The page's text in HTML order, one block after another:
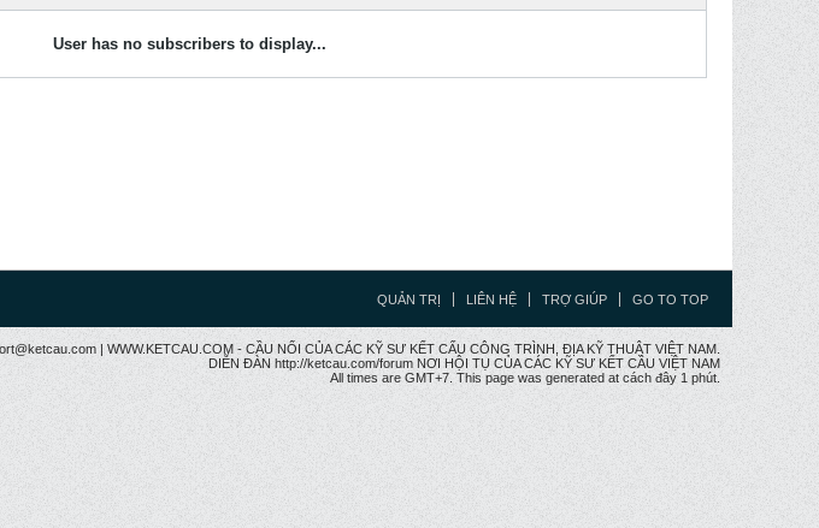
User has no subscribers to display...
QUẢN TRỊ LIÊN HỆ TRỢ GIÚP GO TO TOP
| WWW.KETCAU.COM - CẦU NỐI CỦA CÁC KỸ SƯ KẾT CẤU CÔNG TRÌNH, ĐỊA KỸ THUẬT VIỆT NAM.
DIỄN ĐÀN http://ketcau.com/forum NƠI HỘI TỤ CỦA CÁC KỸ SƯ KẾT CÂU VIỆT NAM
All times are GMT+7. This page was generated at cách đây 1 phút.